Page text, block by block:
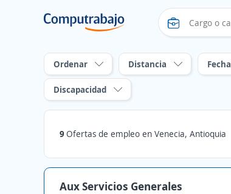
Ordenar Distancia Fecha
Discapacidad
9 Ofertas de empleo en Venecia, Antioquia
Aux Servicios Generales